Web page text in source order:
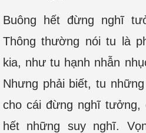
Buông hết đừng nghĩ
Thông thường nói tu là
kia, như tu hạnh nhẫn
Nhưng phải biết, tu
cho cái đừng nghĩ tưởng,
hết những suy nghĩ.